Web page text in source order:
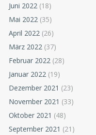
Juni 2022 (18)
Mai 2022 (35)
April 2022 (26)
März 2022 (37)
Februar 2022 (28)
Januar 2022 (19)
Dezember 2021 (23)
November 2021 (33)
Oktober 2021 (48)
September 2021 (21)